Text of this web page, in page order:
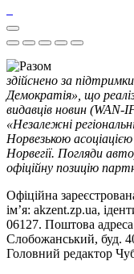
здійснено за
Демократія», що
видавців новин (WAN-
«Незалежні
Норвезькою
Норвегії. Погляди
офіційну позицію
Офіційна
ім’я: akzent.zp.ua,
06127. Поштова
Слобожанський, буд.
Головний редактор